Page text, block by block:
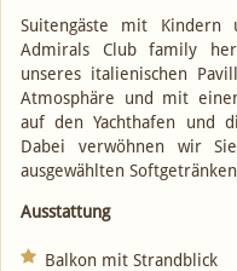
Suitengäste mit
Admirals Club family
unseres italienischen
Atmosphäre und mit
auf den Yachthafen und
Dabei verwöhnen wir
ausgewählten
Ausstattung
Balkon mit Strandblick